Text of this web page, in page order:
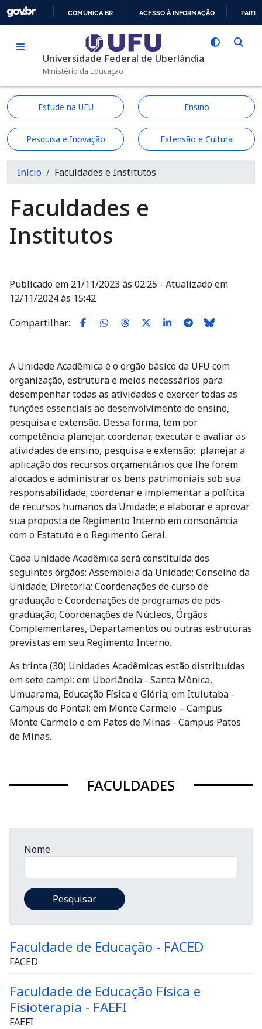
Pular para o conteúdo principal
PARA
O
COMUNICA BR ACESSO À INFORMAÇÃO
Universidade Federal de Uberlândia
Ministério da Educação
Estude na UFU Ensino
Pesquisa e Inovação Extensão e Cultura
Trilha de navegação
Início Faculdades e Institutos
Faculdades e
Institutos
Publicado em 21/11/2023 às 02:25 - Atualizado em
12/11/2024 às 15:42
Compartilhar:
A Unidade Acadêmica é o órgão básico da UFU com
organização, estrutura e meios necessários para
desempenhar todas as atividades e exercer todas as
funções essenciais ao desenvolvimento do ensino,
pesquisa e extensão. Dessa forma, tem por
competência planejar, coordenar, executar e avaliar as
atividades de ensino, pesquisa e extensão; planejar a
aplicação dos recursos orçamentários que lhe forem
alocados e administrar os bens patrimoniais sob sua
responsabilidade; coordenar e implementar a política
de recursos humanos da Unidade; e elaborar e aprovar
sua proposta de Regimento Interno em consonância
com o Estatuto e o Regimento Geral.
Cada Unidade Acadêmica será constituída dos
seguintes órgãos: Assembleia da Unidade; Conselho da
Unidade; Diretoria; Coordenações de curso de
graduação e Coordenações de programas de pós-
graduação; Coordenações de Núcleos, Órgãos
Complementares, Departamentos ou outras estruturas
previstas em seu Regimento Interno.
As trinta (30) Unidades Acadêmicas estão distribuídas
em sete campi: em Uberlândia - Santa Mônica,
Umuarama, Educação Física e Glória; em Ituiutaba -
Campus do Pontal; em Monte Carmelo – Campus
Monte Carmelo e em Patos de Minas - Campus Patos
de Minas.
FACULDADES
Nome
Faculdade de Educação - FACED
FACED
Faculdade de Educação Física e
Fisioterapia - FAEFI
FAEFI